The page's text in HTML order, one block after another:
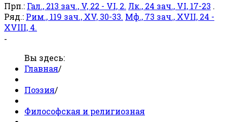
Прп.: Гал., 213 зач., V, 22 - VI, 2. Лк., 24 зач., VI, 17-23 .
Ряд.: Рим., 119 зач., XV, 30-33. Мф., 73 зач., XVII, 24 -
XVIII, 4.
-
Вы здесь:
Главная/
Поэзия/
Философская и религиозная